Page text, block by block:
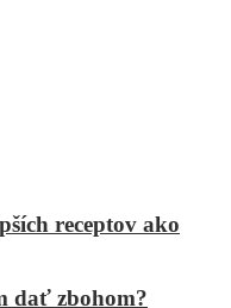
receptov ako
dať zbohom?